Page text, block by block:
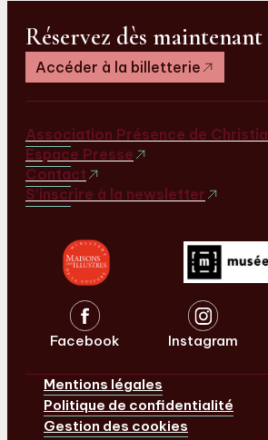
Réservez dès
Accéder à la billetterie
Association Présence de
Espace Presse
Contact
S’inscrire à la newsletter
Facebook Instagram
Mentions légales
Politique de confidentialité
Gestion des cookies